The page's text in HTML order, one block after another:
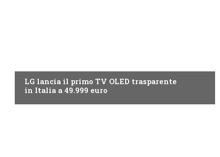
LG lancia il primo TV OLED trasparente
in Italia a 49.999 euro